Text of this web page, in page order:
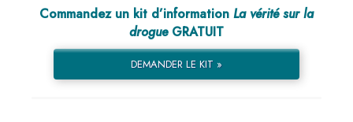
Commandez un kit d’information La vérité sur la
drogueGRATUIT
DEMANDER LE KIT »